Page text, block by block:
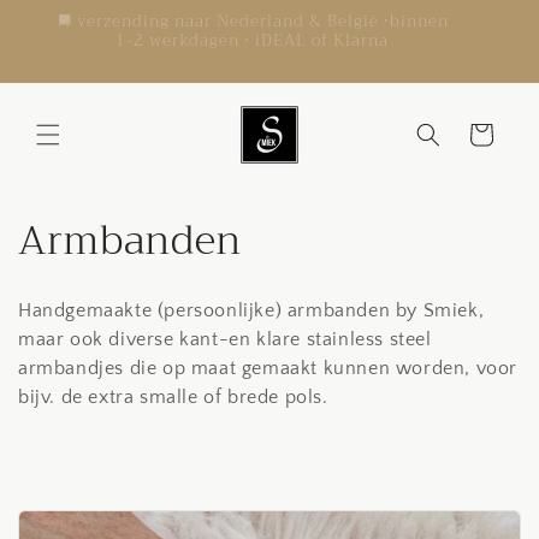
naar de
🚚 verzending naar Nederland & België •binnen
1-2 werkdagen • iDEAL of Klarna
Winkelwagen
C
o
l
l
c
Armbanden
Handgemaakte (persoonlijke) armbanden by Smiek,
maar ook diverse kant-en klare stainless steel
armbandjes die op maat gemaakt kunnen worden, voor
bijv. de extra smalle of brede pols.